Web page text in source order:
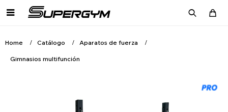

Home Catálogo Aparatos de fuerza
Gimnasios multifunción